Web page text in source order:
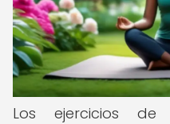
Los ejercicios de